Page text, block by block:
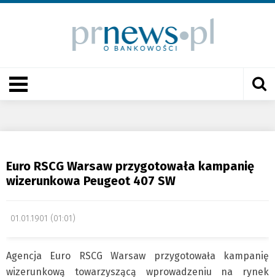
Euro RSCG Warsaw przygotowała kampanię
wizerunkowa Peugeot 407 SW
01.01.1901 (01:01)
Agencja Euro RSCG Warsaw przygotowała kampanię
wizerunkową towarzyszącą wprowadzeniu na rynek